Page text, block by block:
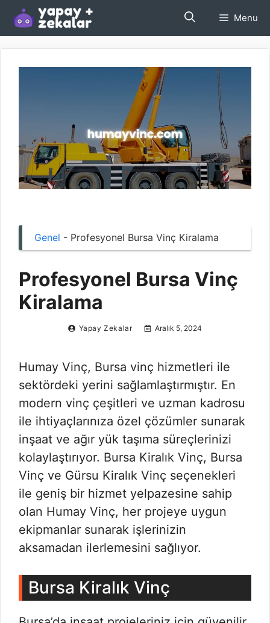
İçeriğe
atla
Menu
Genel - Profesyonel Bursa Vinç Kiralama
Profesyonel Bursa Vinç
Kiralama
Yapay Zekalar Aralık 5, 2024
Humay Vinç, Bursa vinç hizmetleri ile
sektördeki yerini sağlamlaştırmıştır. En
modern vinç çeşitleri ve uzman kadrosu
ile ihtiyaçlarınıza özel çözümler sunarak
inşaat ve ağır yük taşıma süreçlerinizi
kolaylaştırıyor. Bursa Kiralık Vinç, Bursa
Vinç ve Gürsu Kiralık Vinç seçenekleri
ile geniş bir hizmet yelpazesine sahip
olan Humay Vinç, her projeye uygun
ekipmanlar sunarak işlerinizin
aksamadan ilerlemesini sağlıyor.
Bursa Kiralık Vinç